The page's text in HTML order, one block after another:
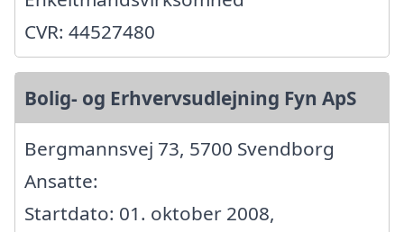
CVR: 44527480
Bolig- og Erhvervsudlejning Fyn ApS
Bergmannsvej 73, 5700 Svendborg
Ansatte:
Startdato: 01. oktober 2008,